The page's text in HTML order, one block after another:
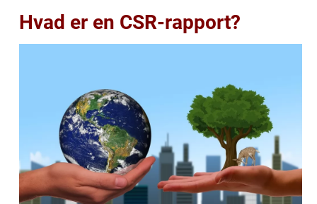
Hvad er en CSR-rapport?